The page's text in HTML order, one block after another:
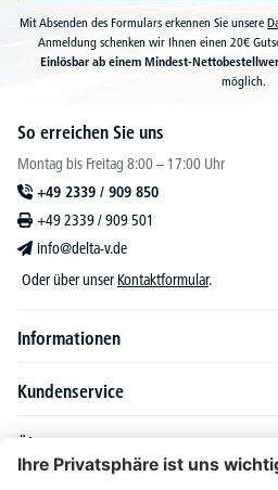
Mit Absenden des Formulars erkennen Sie unsere
Anmeldung schenken wir Ihnen einen 20€
Einlösbar ab einem Mindest-
möglich.
So erreichen Sie uns
Montag bis Freitag 8:00 – 17:00 Uhr
+49 2339 / 909 850
+49 2339 / 909 501
info@delta-v.de
Oder über unser Kontaktformular.
Informationen
Kundenservice
Über DELTA-V